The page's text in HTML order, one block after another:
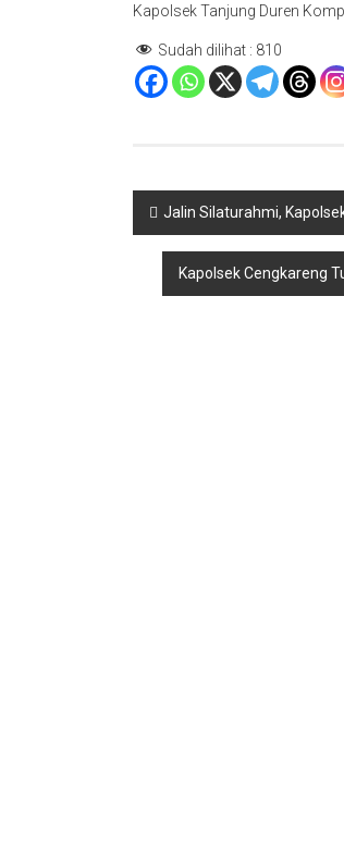
Kapolsek Tanjung Duren
Sudah dilihat : 810
Navigasi
pos
Jalin Silaturahmi,
Kapolsek Cengkareng